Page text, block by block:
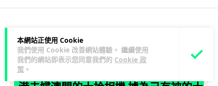
本網站正使用 Cookie
我們使用 Cookie 改善網站體驗。 繼續使用
我們的網站即表示您同意我們的 Cookie 政
策 。
Lawton 19 小時